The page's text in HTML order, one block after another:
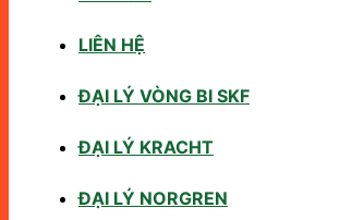
LIÊN HỆ
ĐẠI LÝ VÒNG BI SKF
ĐẠI LÝ KRACHT
ĐẠI LÝ NORGREN